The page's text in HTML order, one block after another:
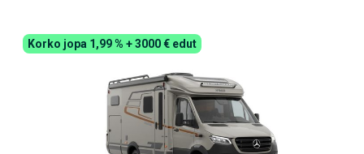
Korko jopa 1,99 % + 3000 € edut